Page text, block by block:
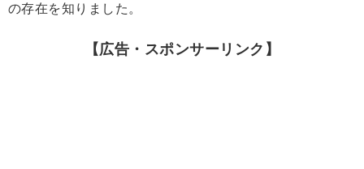
の存在を知りました。
【広告・スポンサーリンク】